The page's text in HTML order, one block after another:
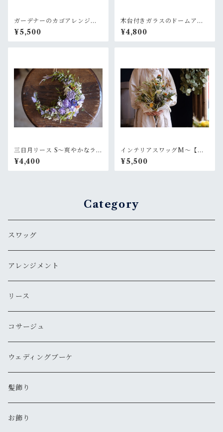
ガーデナーのカゴアレンジM~
白×グリーン【オーダー後制
作】
¥5,500
木台付きガラスのドームアレ
ンジ~菜花のような黄色
¥4,800
三日月リース S〜爽やかなラベ
ンダーグリーン
¥4,400
インテリアスワッグM〜【お
好きなお色でオーダー制作依
頼】
¥5,500
Category
スワッグ
アレンジメント
リース
コサージュ
ウェディングブーケ
髪飾り
お飾り